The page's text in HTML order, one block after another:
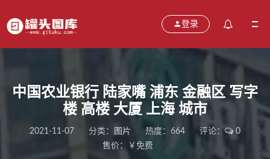
登录
中国农业银行 陆家嘴 浦东 金融区 写字
楼 高楼 大厦 上海 城市
2021-11-07 分类： 图片 热度：664 评论：
0
售价：￥免费